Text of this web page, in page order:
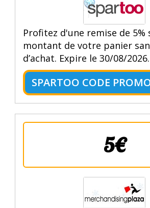
Profitez d'une remise de 5%
montant de votre panier
d’achat. Expire le 30/08/2026.
SPARTOO CODE
5€